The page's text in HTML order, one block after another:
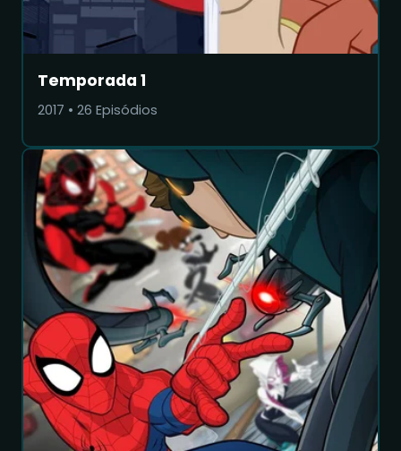
Temporada 1
2017 • 26 Episódios